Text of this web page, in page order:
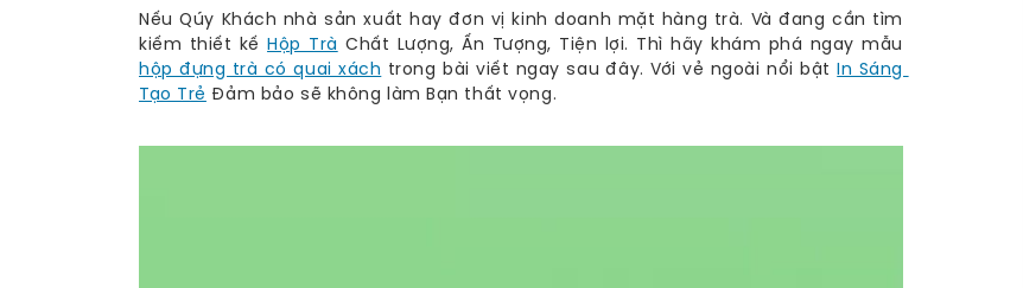
Nếu Qúy Khách nhà sản xuất hay đơn vị kinh doanh mặt hàng trà. Và đang cần tìm
kiếm thiết kếHộp Trà Chất Lượng, Ấn Tượng, Tiện lợi. Thì hãy khám phá ngay mẫu
hộp đựng trà có quai xách trong bài viết ngay sau đây. Với vẻ ngoài nổi bậtIn Sáng
Tạo Trẻ Đảm bảo sẽ không làm Bạn thất vọng.